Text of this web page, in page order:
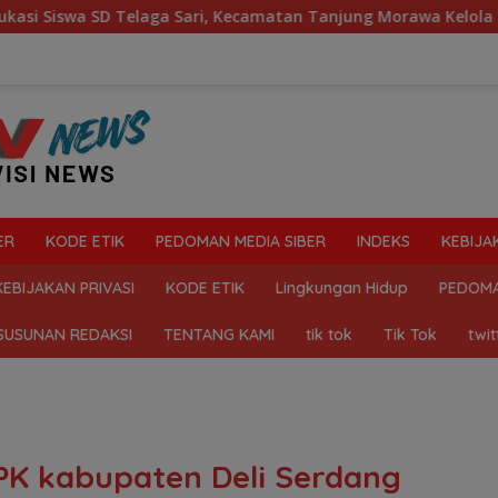
Sari, Kecamatan Tanjung Morawa Kelola Sampah
KODE ETIK PEDOMAN MEDIA SIBER INDEKS
PRIVASI KODE ETIK Lingkungan Hidup
REDAKSI TENTANG KAMI tik tok Tik Tok
kabupaten Deli Serdang